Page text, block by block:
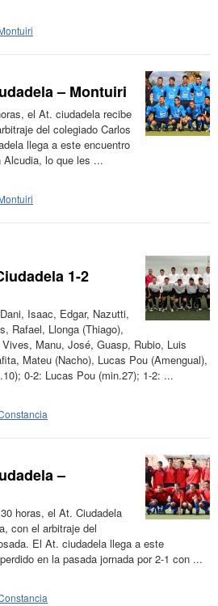
– Montuiri
el At. ciudadela recibe
del colegiado Carlos
llega a este encuentro
Alcudia, lo que les ...
1-2
Isaac, Edgar, Nazutti,
Rafael, Llonga (Thiago),
Manu, José, Guasp, Rubio, Luis
Mateu (Nacho), Lucas Pou (Amengual),
0-2: Lucas Pou (min.27); 1-2: ...
–
horas, el At. Ciudadela
con el arbitraje del
El At. ciudadela llega a este
en la pasada jornada por 2-1 con ...